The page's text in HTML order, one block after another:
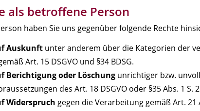
als betroffene Person
haben Sie uns gegenüber folgende Rechte
Auskunft unter anderem über die Kategorien der
Art. 15 DSGVO und §34 BDSG.
Berichtigung oder Löschung unrichtiger bzw.
des Art. 18 DSGVO oder §35 Abs. 1 S.
Widerspruch gegen die Verarbeitung gemäß Art.